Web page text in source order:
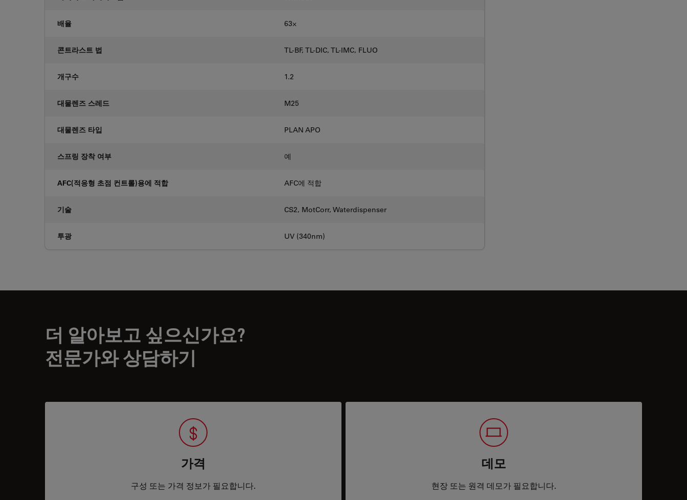
배율 63⨉
콘트라스트 법 TL-BF, TL-DIC, TL-IMC, FLUO
개구수 1.2
대물렌즈 스레드 M25
대물렌즈 타입 PLAN APO
스프링 장착 여부 예
AFC(적응형 초점 컨트롤)용에 적합 AFC에 적합
기술 CS2, MotCorr, Waterdispenser
투광 UV (340nm)
더 알아보고 싶으신가요?
전문가와 상담하기
가격
구성 또는 가격 정보가 필요합니다.
데모
현장 또는 원격 데모가 필요합니다.